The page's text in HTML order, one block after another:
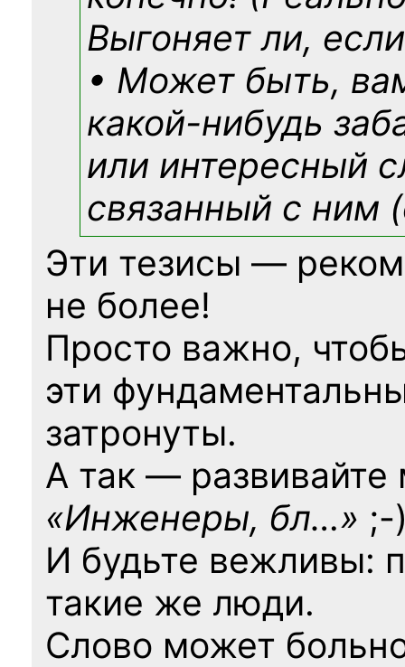
Выгоняет ли,
• Может быть,
какой-нибудь
или интересный
связанный с ним
Эти тезисы —
не более!
Просто важно,
эти
затронуты.
А так — развивайте
«Инженеры, бл…» ;-
И будьте вежливы:
такие же люди.
Слово может